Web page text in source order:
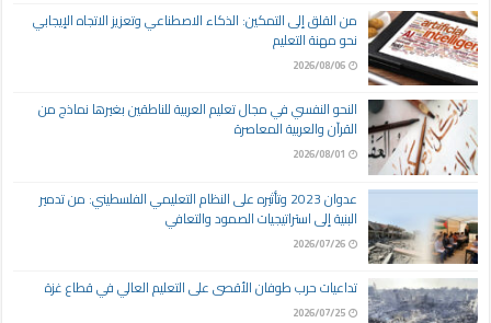
من القلق إلى التمكين: الذكاء الاصطناعي وتعزيز الاتجاه الإيجابي
نحو مهنة التعليم
2026/08/06
النحو النفسي في مجال تعليم العربية للناطقين بغيرها نماذج من
القرآن والعربية المعاصرة
2026/08/01
عدوان 2023 وتأثيره على النظام التعليمي الفلسطيني: من تدمير
البنية إلى استراتيجيات الصمود والتعافي
2026/07/26
تداعيات حرب طوفان الأقصى على التعليم العالي في قطاع غزة
2026/07/25